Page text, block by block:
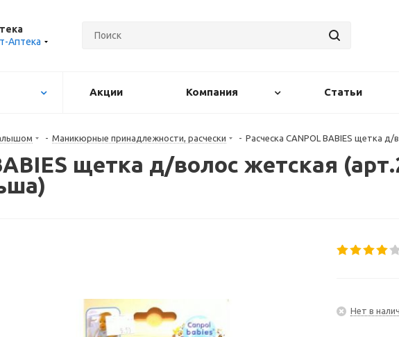
Аптека
Акции Компания Статьи
- Маникюрные принадлежности, расчески - Расческа CANPOL BABIES щетка
щетка д/волос жетская
Нет в